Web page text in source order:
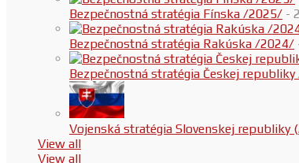
Bezpečnostná stratégia Fínska /2025/ -
Bezpečnostná stratégia Rakúska /2024/
Bezpečnostná stratégia Českej
Vojenská stratégia Slovenskej republiky
View all
View all